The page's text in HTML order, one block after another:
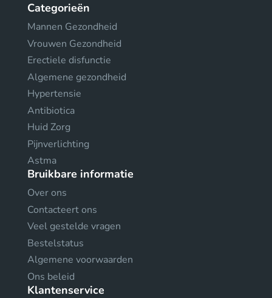
Categorieën
Mannen Gezondheid
Vrouwen Gezondheid
Erectiele disfunctie
Algemene gezondheid
Hypertensie
Antibiotica
Huid Zorg
Pijnverlichting
Astma
Bruikbare informatie
Over ons
Contacteert ons
Veel gestelde vragen
Bestelstatus
Algemene voorwaarden
Ons beleid
Klantenservice